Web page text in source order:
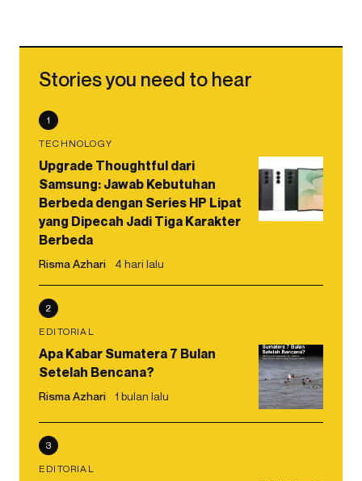
Stories you need to hear
1
TECHNOLOGY
Upgrade Thoughtful dari
Samsung: Jawab Kebutuhan
Berbeda dengan Series HP Lipat
yang Dipecah Jadi Tiga Karakter
Berbeda
Risma Azhari 4 hari lalu
2
EDITORIAL
Apa Kabar Sumatera 7 Bulan
Setelah Bencana?
Risma Azhari 1 bulan lalu
3
EDITORIAL